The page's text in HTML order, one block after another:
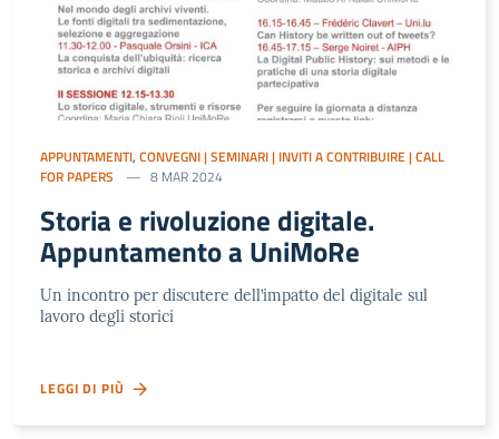
APPUNTAMENTI, CONVEGNI | SEMINARI | INVITI A CONTRIBUIRE | CALL
FOR PAPERS
8 MAR 2024
Storia e rivoluzione digitale.
Appuntamento a UniMoRe
Un incontro per discutere dell’impatto del digitale sul
lavoro degli storici
LEGGI DI PIÙ